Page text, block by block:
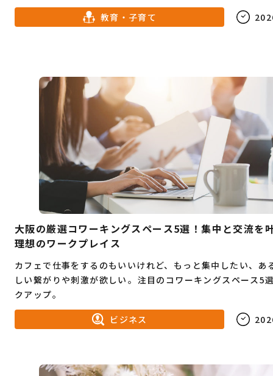
トします。進路に悩む高校生からリベンジを誓う社会人まで
を行くための必読情報です。
教育・子育て
大阪の厳選コワーキングスペース5選！集中と交流を
理想のワークプレイス
カフェで仕事をするのもいいけれど、もっと集中したい、あ
しい繋がりや刺激が欲しい――。注目のコワーキングスペース5
クアップ。
ビジネス